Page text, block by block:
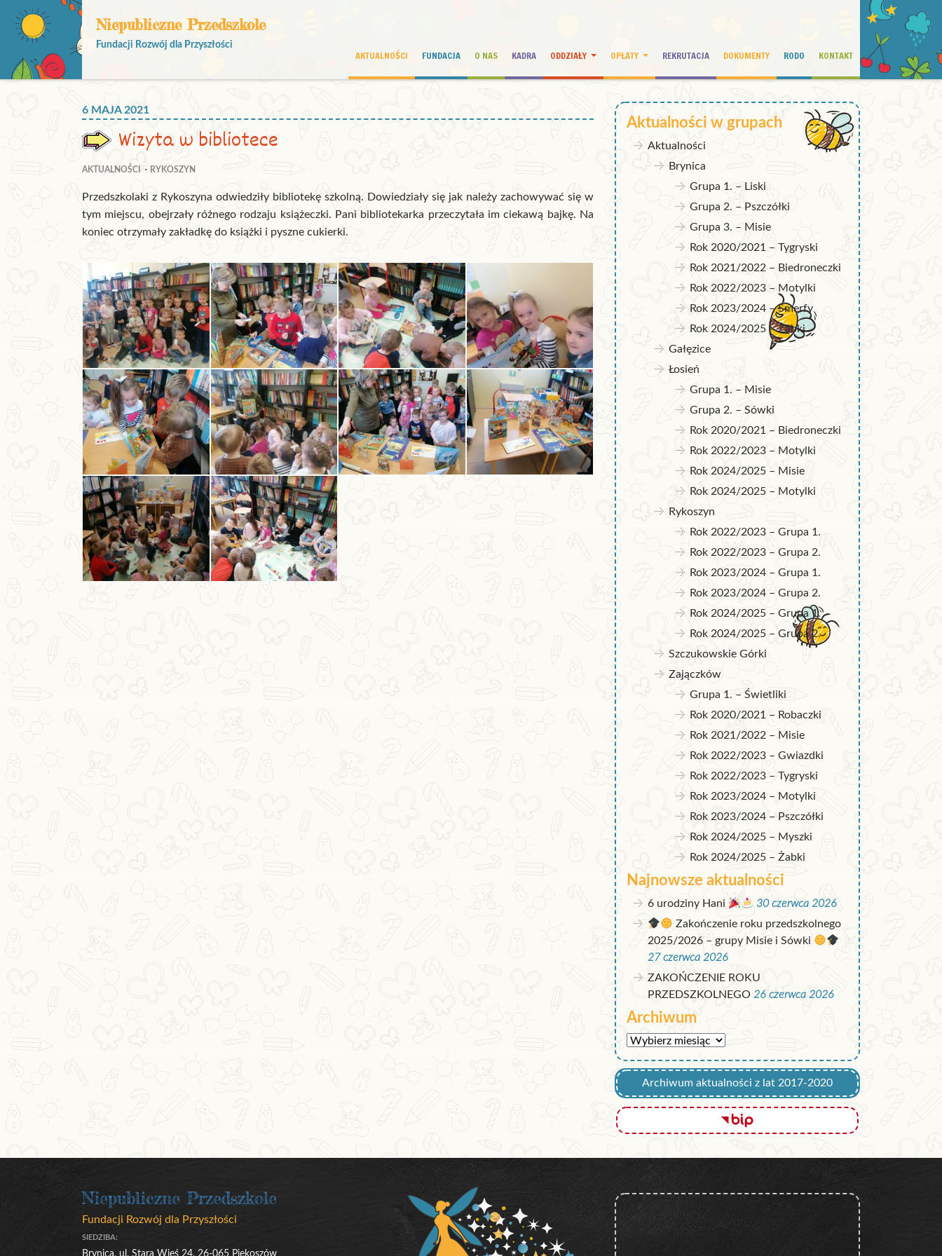
Niepubliczne Przedszkole
Fundacji Rozwój dla Przyszłości
AKTUALNOŚCI FUNDACJA O NAS KADRA ODDZIAŁY OPŁATY REKRUTACJA DOKUMENTY RODO KONTAKT
6 MAJA 2021
Wizyta w bibliotece
AKTUALNOŚCI RYKOSZYN
Przedszkolaki z Rykoszyna odwiedziły bibliotekę szkolną. Dowiedziały się jak należy zachowywać się w
tym miejscu, obejrzały różnego rodzaju książeczki. Pani bibliotekarka przeczytała im ciekawą bajkę. Na
koniec otrzymały zakładkę do książki i pyszne cukierki.
Aktualności w grupach
Aktualności
Brynica
Grupa 1. – Liski
Grupa 2. – Pszczółki
Grupa 3. – Misie
Rok 2020/2021 – Tygryski
Rok 2021/2022 – Biedroneczki
Rok 2022/2023 – Motylki
Rok 2023/2024 – Smerfy
Rok 2024/2025 – Żabki
Gałęzice
Łosień
Grupa 1. – Misie
Grupa 2. – Sówki
Rok 2020/2021 – Biedroneczki
Rok 2022/2023 – Motylki
Rok 2024/2025 – Misie
Rok 2024/2025 – Motylki
Rykoszyn
Rok 2022/2023 – Grupa 1.
Rok 2022/2023 – Grupa 2.
Rok 2023/2024 – Grupa 1.
Rok 2023/2024 – Grupa 2.
Rok 2024/2025 – Grupa 1.
Rok 2024/2025 – Grupa 2.
Szczukowskie Górki
Zajączków
Grupa 1. – Świetliki
Rok 2020/2021 – Robaczki
Rok 2021/2022 – Misie
Rok 2022/2023 – Gwiazdki
Rok 2022/2023 – Tygryski
Rok 2023/2024 – Motylki
Rok 2023/2024 – Pszczółki
Rok 2024/2025 – Myszki
Rok 2024/2025 – Żabki
Najnowsze aktualności
6 urodziny Hani
30 czerwca 2026
Zakończenie roku przedszkolnego
2025/2026 – grupy Misie i Sówki
27 czerwca 2026
ZAKOŃCZENIE ROKU
PRZEDSZKOLNEGO 26 czerwca 2026
Archiwum
Archiwum
Archiwum aktualności z lat 2017-2020
Niepubliczne Przedszkole
Fundacji Rozwój dla Przyszłości
SIEDZIBA:
Brynica, ul. Stara Wieś 24, 26-065 Piekoszów